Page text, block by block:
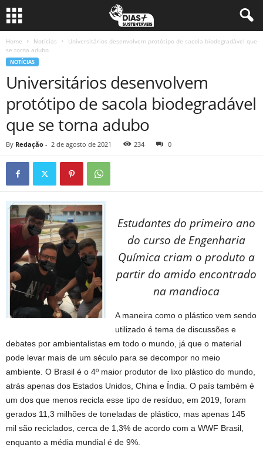
Home Notícias
Universitários desenvolvem protótipo de sacola biodegradável que
se torna adubo
NOTÍCIAS
Universitários desenvolvem
protótipo de sacola biodegradável
que se torna adubo
By Redação - 2 de agosto de 2021 234 0
Estudantes do primeiro ano
do curso de Engenharia
Química criam o produto a
partir do amido encontrado
na mandioca
A maneira como o plástico vem sendo
utilizado é tema de discussões e
debates por ambientalistas em todo o mundo, já que o material
pode levar mais de um século para se decompor no meio
ambiente. O Brasil é o 4º maior produtor de lixo plástico do mundo,
atrás apenas dos Estados Unidos, China e Índia. O país também é
um dos que menos recicla esse tipo de resíduo, em 2019, foram
gerados 11,3 milhões de toneladas de plástico, mas apenas 145
mil são reciclados, cerca de 1,3% de acordo com a WWF Brasil,
enquanto a média mundial é de 9%.